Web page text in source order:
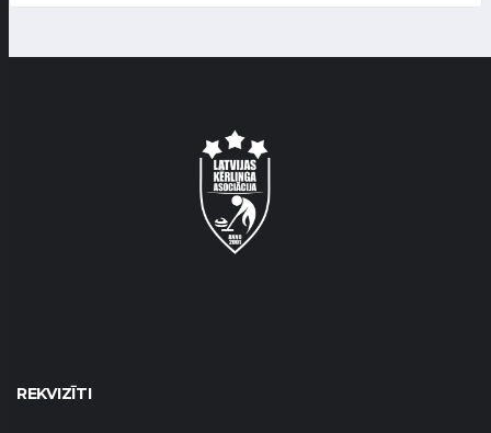
REKVIZĪTI